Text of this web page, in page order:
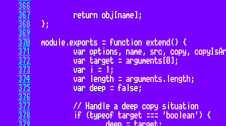
366
367
368
369
370
371
372
373
374
375
376
377
378